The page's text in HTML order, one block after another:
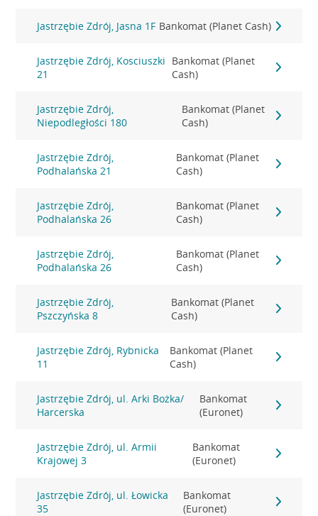
Jastrzębie Zdrój, Jasna 1F Bankomat (Planet Cash)
Jastrzębie Zdrój, Kosciuszki
21
Bankomat (Planet
Cash)
Jastrzębie Zdrój,
Niepodległości 180
Bankomat (Planet
Cash)
Jastrzębie Zdrój,
Podhalańska 21
Bankomat (Planet
Cash)
Jastrzębie Zdrój,
Podhalańska 26
Bankomat (Planet
Cash)
Jastrzębie Zdrój,
Podhalańska 26
Bankomat (Planet
Cash)
Jastrzębie Zdrój,
Pszczyńska 8
Bankomat (Planet
Cash)
Jastrzębie Zdrój, Rybnicka
11
Bankomat (Planet
Cash)
Jastrzębie Zdrój, ul. Arki Bożka/
Harcerska
Bankomat
(Euronet)
Jastrzębie Zdrój, ul. Armii
Krajowej 3
Bankomat
(Euronet)
Jastrzębie Zdrój, ul. Łowicka
35
Bankomat
(Euronet)